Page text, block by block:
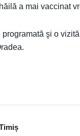
a mai vaccinat
şi o